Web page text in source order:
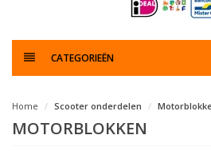
CATEGORIEËN
Home Scooter onderdelen
MOTORBLOKKEN